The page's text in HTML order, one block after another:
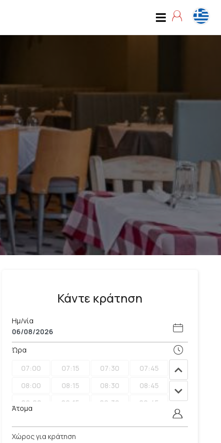
Κάντε κράτηση
Ημ/νία
Ώρα
07:00
07:15 07:30
07:45
08:00
08:15 08:30
08:45
09:00
09:15 09:30
09:45
11:00
11:15
Άτομα
Χώρος για κράτηση